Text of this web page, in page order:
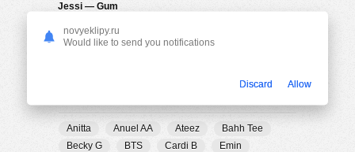
Jessi — Gum
Anitta Anuel AA Ateez
Bahh Tee
Becky G
BTS Cardi B
Emin
novyeklipy.ru
Would like to send you notifications
Discard Allow